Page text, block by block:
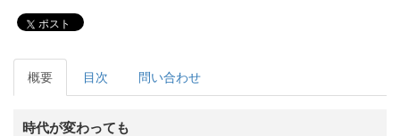
ポスト
概要 目次 問い合わせ
時代が変わっても